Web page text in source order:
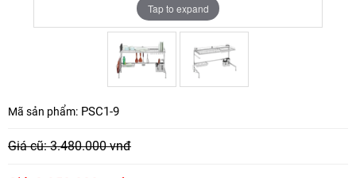
Tap to expand
Tap to expand
Mã sản phẩm: PSC1-9
Giá cũ: 3.480.000 vnđ